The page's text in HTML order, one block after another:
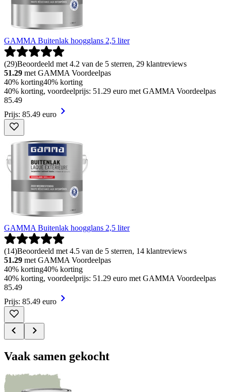
GAMMA Buitenlak hoogglans 2,5 liter
(29)Beoordeeld met 4.2 van de 5 sterren, 29 klantreviews
51.29 met GAMMA Voordeelpas
40% korting40% korting
40% korting, voordeelprijs: 51.29 euro met GAMMA Voordeelpas
85.49
Prijs: 85.49 euro
GAMMA Buitenlak hoogglans 2,5 liter
(14)Beoordeeld met 4.5 van de 5 sterren, 14 klantreviews
51.29 met GAMMA Voordeelpas
40% korting40% korting
40% korting, voordeelprijs: 51.29 euro met GAMMA Voordeelpas
85.49
Prijs: 85.49 euro
Vaak samen gekocht